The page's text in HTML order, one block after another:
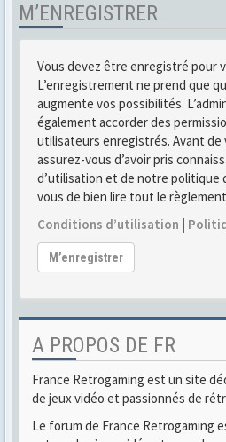
M’ENREGISTRER
Vous devez être enregistré pour
L’enregistrement ne prend que
augmente vos possibilités.
également accorder des
utilisateurs enregistrés. Avant de
assurez-vous d’avoir pris
d’utilisation et de notre politique
vous de bien lire tout le
Conditions d’utilisation |
M’enregistrer
A PROPOS DE FR
France Retrogaming est un site
de jeux vidéo et passionnés de
Le forum de France Retrogaming